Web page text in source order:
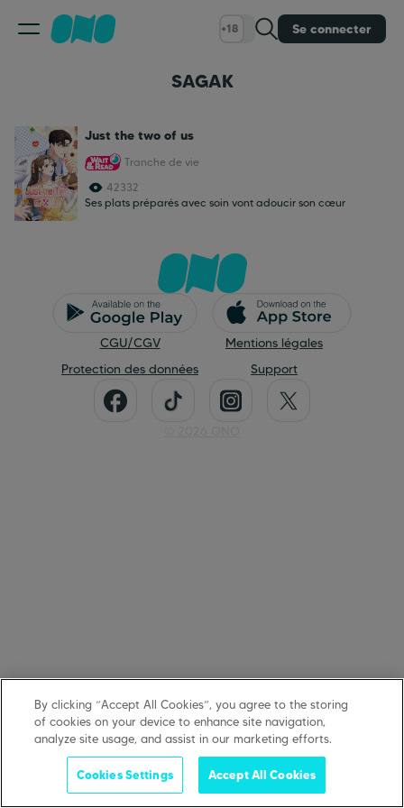
+18 Se connecter
Calendrier
Bibliothèque
Coinshop
Blog
SAGAK
Just the two of us
Tranche de vie
42332
Ses plats préparés avec soin vont adoucir son cœur
CGU/CGV
Mentions légales
Protection des données
Support
By clicking “Accept All Cookies”, you agree to the storing
of cookies on your device to enhance site navigation,
analyze site usage, and assist in our marketing efforts.
Cookies Settings Accept All Cookies